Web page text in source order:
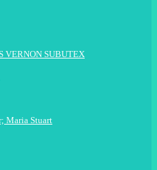
VERNON SUBUTEX
Maria Stuart